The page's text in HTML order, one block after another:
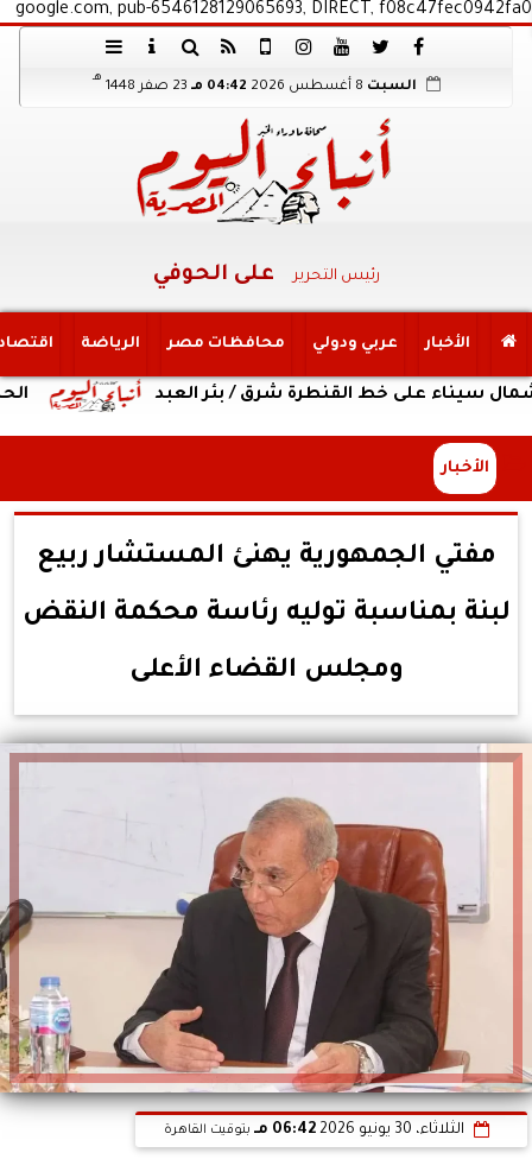
google.com, pub-6546128129065693, DIRECT, f08c47fec0942fa0
السبت 04:42 مـ 23 صفر 1448
هـ
رئيس التحرير على الحوفي
الأخبار عربي ودولي محافظات مصر الرياضة
الحصاد على خط القنطرة شرق / بئر العبد
الأخبار
مفتي الجمهورية يهنئ المستشار ربيع
لبنة بمناسبة توليه رئاسة محكمة النقض
ومجلس القضاء الأعلى
الثلاثاء، 30 يونيو 2026 06:42 مـ بتوقيت القاهرة